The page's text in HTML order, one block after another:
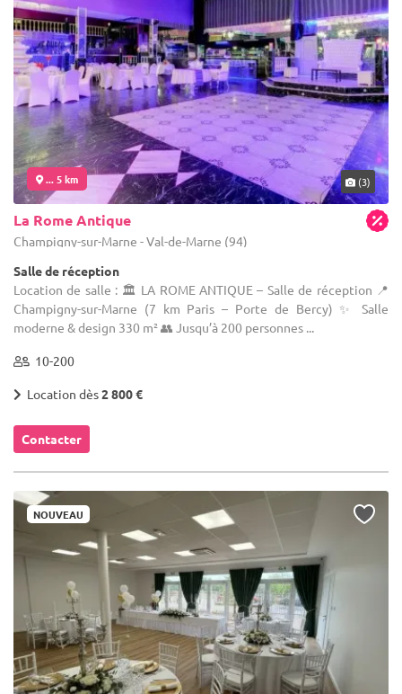
... 5 km (3)
La Rome Antique
Champigny-sur-Marne - Val-de-Marne (94)
Salle de réception
Location de salle : 🏛️ LA ROME ANTIQUE – Salle de réception 📍
Champigny-sur-Marne (7 km Paris – Porte de Bercy) ✨ Salle
moderne & design 330 m² 👥 Jusqu’à 200 personnes ...
10-200
Location dès2 800 €
Contacter
NOUVEAU